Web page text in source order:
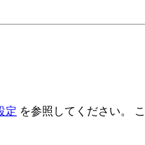
定 を参照してください。